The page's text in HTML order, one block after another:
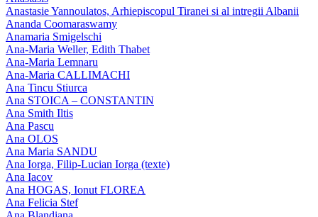
Anastasie Yannoulatos, Arhiepiscopul Tiranei si al intregii Albanii
Ananda Coomaraswamy
Anamaria Smigelschi
Ana-Maria Weller, Edith Thabet
Ana-Maria Lemnaru
Ana-Maria CALLIMACHI
Ana Tincu Stiurca
Ana STOICA – CONSTANTIN
Ana Smith Iltis
Ana Pascu
Ana OLOS
Ana Maria SANDU
Ana Iorga, Filip-Lucian Iorga (texte)
Ana Iacov
Ana HOGAS, Ionut FLOREA
Ana Felicia Stef